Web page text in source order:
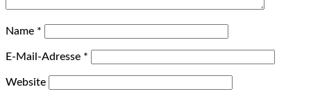
Name *
E-Mail-Adresse *
Website